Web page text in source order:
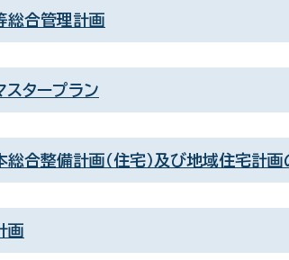
総合管理計画
タープラン
合整備計画（住宅）及び地域住宅計
画